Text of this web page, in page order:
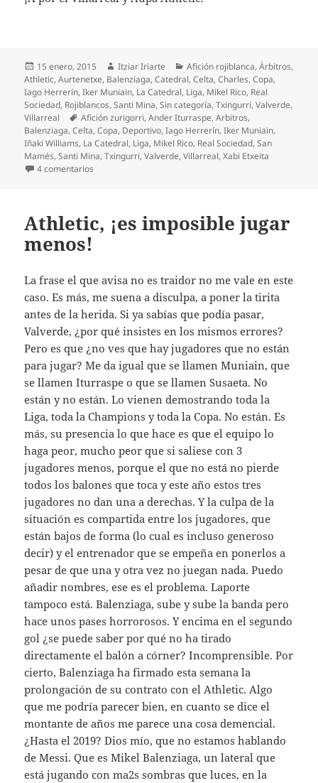
Publicado
el
15 enero, 2015 Autor
Itziar Iriarte Categorías
Afición rojiblanca,Árbitros,
Athletic,Aurtenetxe, Balenziaga,Catedral,Celta,Charles,Copa,
Iago Herrerín,Iker Muniain, La Catedral, Liga, Mikel Rico, Real
Sociedad, Rojiblancos,Santi Mina,Sin categoría,Txingurri,Valverde,
Villarreal
Etiquetas
Afición zurigorri,Ander Iturraspe,Arbitros,
Balenziaga,Celta,Copa, Deportivo,Iago Herrerín,Iker Muniain,
Iñaki Williams, La Catedral, Liga, Mikel Rico, Real Sociedad,San
Mamés,Santi Mina,Txingurri,Valverde,Villarreal,Xabi Etxeita
4 comentarios
Athletic, ¡es imposible jugar
menos!
La frase el que avisa no es traidor no me vale en este
caso. Es más, me suena a disculpa, a poner la tirita
antes de la herida. Si ya sabías que podía pasar,
Valverde, ¿por qué insistes en los mismos errores?
Pero es que ¿no ves que hay jugadores que no están
para jugar? Me da igual que se llamen Muniain, que
se llamen Iturraspe o que se llamen Susaeta. No
están y no están. Lo vienen demostrando toda la
Liga, toda la Champions y toda la Copa. No están. Es
más, su presencia lo que hace es que el equipo lo
haga peor, mucho peor que si saliese con 3
jugadores menos, porque el que no está no pierde
todos los balones que toca y este año estos tres
jugadores no dan una a derechas. Y la culpa de la
situación es compartida entre los jugadores, que
están bajos de forma (lo cual es incluso generoso
decir) y el entrenador que se empeña en ponerlos a
pesar de que una y otra vez no juegan nada. Puedo
añadir nombres, ese es el problema. Laporte
tampoco está. Balenziaga, sube y sube la banda pero
hace unos pases horrorosos. Y encima en el segundo
gol ¿se puede saber por qué no ha tirado
directamente el balón a córner? Incomprensible. Por
cierto, Balenziaga ha firmado esta semana la
prolongación de su contrato con el Athletic. Algo
que me podría parecer bien, en cuanto se dice el
montante de años me parece una cosa demencial.
¿Hasta el 2019? Dios mío, que no estamos hablando
de Messi. Que es Mikel Balenziaga, un lateral que
está jugando con ma2s sombras que luces, en la